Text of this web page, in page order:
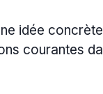
idée
courantes